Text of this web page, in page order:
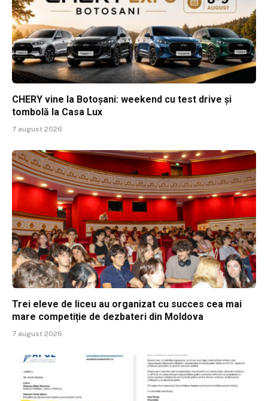
CHERY vine la Botoșani: weekend cu test drive și
tombolă la Casa Lux
7 august 2026
Trei eleve de liceu au organizat cu succes cea mai
mare competiție de dezbateri din Moldova
7 august 2026